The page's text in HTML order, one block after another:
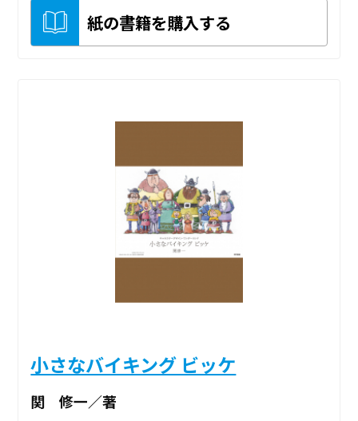
紙の書籍を購入する
小さなバイキング ビッケ
関 修一／著